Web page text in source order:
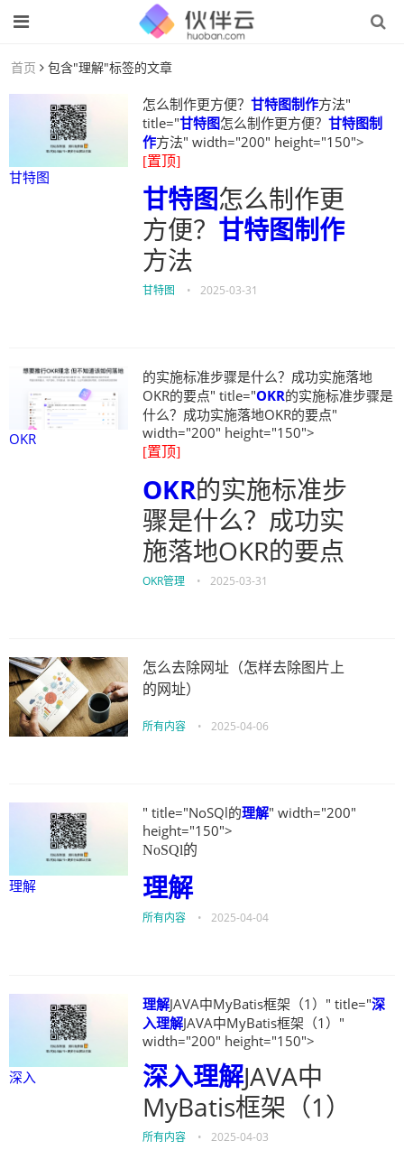
首页 包含"理解"标签的文章
甘特图
怎么制作更方便？ 甘特图制作方法"
title="甘特图怎么制作更方便？ 甘特图制
作方法" width="200" height="150">
[置顶]
甘特图怎么制作更
方便？ 甘特图制作
方法
甘特图 • 2025-03-31
OKR
的实施标准步骤是什么？成功实施落地
OKR的要点" title="OKR的实施标准步骤是
什么？成功实施落地OKR的要点"
width="200" height="150">
[置顶]
OKR的实施标准步
骤是什么？成功实
施落地OKR的要点
OKR管理 • 2025-03-31
怎么去除网址（怎样去除图片上
的网址）
所有内容 • 2025-04-06
理解
" title="NoSQl的理解" width="200"
height="150">
NoSQl的
理解
所有内容 • 2025-04-04
深入
理解JAVA中MyBatis框架（1）" title="深
入理解JAVA中MyBatis框架（1）"
width="200" height="150">
深入理解JAVA中
MyBatis框架（1）
所有内容 • 2025-04-03